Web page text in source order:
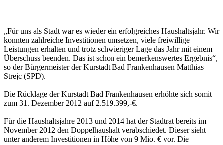
„Für uns als Stadt war es wieder ein erfolgreiches Haushaltsjahr. Wir
konnten zahlreiche Investitionen umsetzen, viele freiwillige
Leistungen erhalten und trotz schwieriger Lage das Jahr mit einem
Überschuss beenden. Das ist schon ein bemerkenswertes Ergebnis“,
so der Bürgermeister der Kurstadt Bad Frankenhausen Matthias
Strejc (SPD).
Die Rücklage der Kurstadt Bad Frankenhausen erhöhte sich somit
zum 31. Dezember 2012 auf 2.519.399,-€.
Für die Haushaltsjahre 2013 und 2014 hat der Stadtrat bereits im
November 2012 den Doppelhaushalt verabschiedet. Dieser sieht
unter anderem Investitionen in Höhe von 9 Mio. € vor. Die